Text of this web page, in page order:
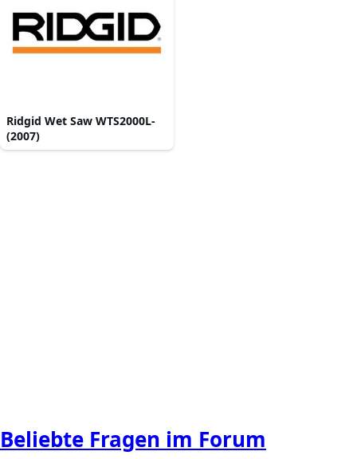
Ridgid Wet Saw WTS2000L-
(2007)
Beliebte Fragen im Forum